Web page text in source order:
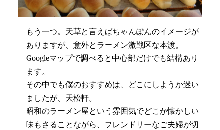
もう一つ。天草と言えばちゃんぽんのイメージが
ありますが、意外とラーメン激戦区な本渡。
Googleマップで調べると中心部だけでも結構あり
ます。
その中でも僕のおすすめは、どこにしようか迷い
ましたが、天松軒。
昭和のラーメン屋という雰囲気でどこか懐かしい
味もさることながら、フレンドリーなご夫婦が切